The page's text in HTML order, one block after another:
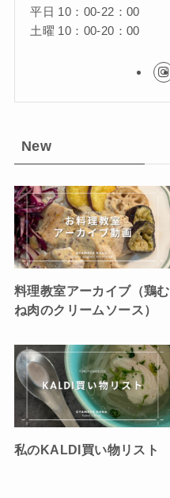
平日 10：00-22：00
土曜 10：00-20：00
New
料理教室アーカイブ（鶏む
ね肉のクリームソース）
私のKALDI買い物リスト